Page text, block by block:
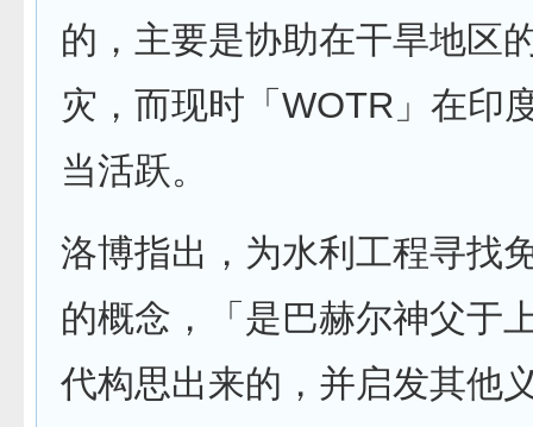
的，主要是协助在干旱地区
灾，而现时「WOTR」在印
当活跃。
洛博指出，为水利工程寻找
的概念，「是巴赫尔神父于
代构思出来的，并启发其他